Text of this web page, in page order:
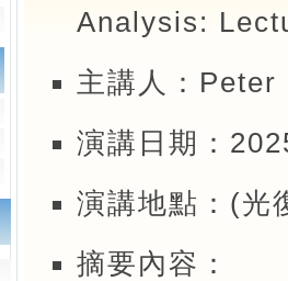
Analysis:
主講人：
演講日期：
演講地點：(光
摘要內容：